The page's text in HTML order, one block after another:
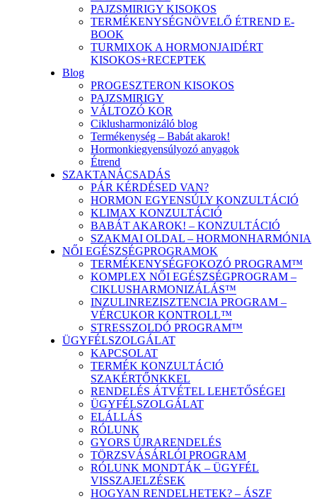
PAJZSMIRIGY KISOKOS
TERMÉKENYSÉGNÖVELŐ ÉTREND E-
BOOK
TURMIXOK A HORMONJAIDÉRT
KISOKOS+RECEPTEK
Blog
PROGESZTERON KISOKOS
PAJZSMIRIGY
VÁLTOZÓ KOR
Ciklusharmonizáló blog
Termékenység – Babát akarok!
Hormonkiegyensúlyozó anyagok
Étrend
SZAKTANÁCSADÁS
PÁR KÉRDÉSED VAN?
HORMON EGYENSÚLY KONZULTÁCIÓ
KLIMAX KONZULTÁCIÓ
BABÁT AKAROK! – KONZULTÁCIÓ
SZAKMAI OLDAL – HORMONHARMÓNIA
NŐI EGÉSZSÉGPROGRAMOK
TERMÉKENYSÉGFOKOZÓ PROGRAM™
KOMPLEX NŐI EGÉSZSÉGPROGRAM –
CIKLUSHARMONIZÁLÁS™
INZULINREZISZTENCIA PROGRAM –
VÉRCUKOR KONTROLL™
STRESSZOLDÓ PROGRAM™
ÜGYFÉLSZOLGÁLAT
KAPCSOLAT
TERMÉK KONZULTÁCIÓ
SZAKÉRTŐNKKEL
RENDELÉS ÁTVÉTEL LEHETŐSÉGEI
ÜGYFÉLSZOLGÁLAT
ELÁLLÁS
RÓLUNK
GYORS ÚJRARENDELÉS
TÖRZSVÁSÁRLÓI PROGRAM
RÓLUNK MONDTÁK – ÜGYFÉL
VISSZAJELZÉSEK
HOGYAN RENDELHETEK? – ÁSZF